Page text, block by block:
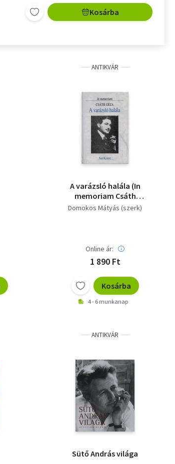
Kosárba
ANTIKVÁR
A varázsló halála (In
memoriam Csáth
Géza)
Domokos Mátyás (szerk)
Online ár:
1 890 Ft
Kosárba
4 - 6 munkanap
ANTIKVÁR
Sütő András világa